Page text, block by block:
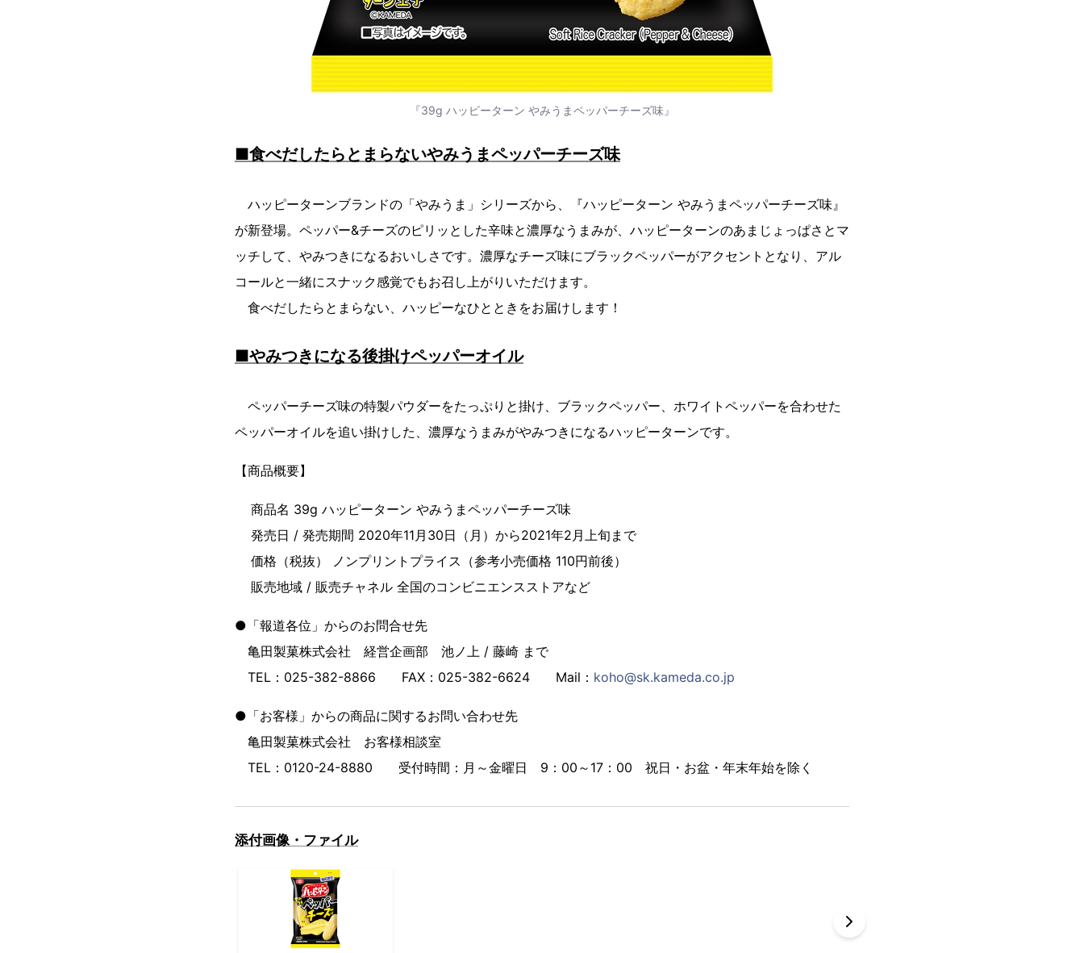
『39g ハッピーターン やみうまペッパーチーズ味』
■食べだしたらとまらないやみうまペッパーチーズ味
ハッピーターンブランドの「やみうま」シリーズから、『ハッピーターン やみうまペッパーチーズ味』
が新登場。ペッパー&チーズのピリッとした辛味と濃厚なうまみが、ハッピーターンのあまじょっぱさとマ
ッチして、やみつきになるおいしさです。濃厚なチーズ味にブラックペッパーがアクセントとなり、アル
コールと一緒にスナック感覚でもお召し上がりいただけます。
食べだしたらとまらない、ハッピーなひとときをお届けします！
■やみつきになる後掛けペッパーオイル
ペッパーチーズ味の特製パウダーをたっぷりと掛け、ブラックペッパー、ホワイトペッパーを合わせた
ペッパーオイルを追い掛けした、濃厚なうまみがやみつきになるハッピーターンです。
【商品概要】
商品名 39g ハッピーターン やみうまペッパーチーズ味
発売日 / 発売期間 2020年11月30日（月）から2021年2月上旬まで
価格（税抜） ノンプリントプライス（参考小売価格 110円前後）
販売地域 / 販売チャネル 全国のコンビニエンスストアなど
●「報道各位」からのお問合せ先
亀田製菓株式会社 経営企画部 池ノ上 / 藤崎 まで
TEL：025-382-8866 FAX：025-382-6624 Mail： koho@sk.kameda.co.jp
●「お客様」からの商品に関するお問い合わせ先
亀田製菓株式会社 お客様相談室
TEL：0120-24-8880 受付時間：月～金曜日 9：00～17：00 祝日・お盆・年末年始を除く
添付画像・ファイル